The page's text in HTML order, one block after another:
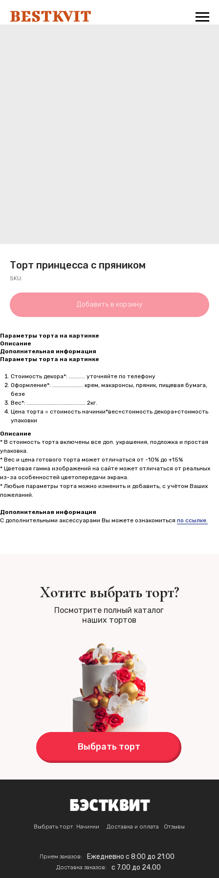
Торт принцесса с пряником
SKU:
Добавить в корзину
Параметры торта на картинке
Описание
Дополнительная информация
Параметры торта на картинке
Стоимость декора*: ........... уточняйте по телефону
Оформление*: ..................... крем, макаронсы, пряник, пищевая бумага,
безе
Вес*: ........................................ 2кг.
Цена торта = стоимость начинки*вес+стоимость декора+стоимость
упаковки
Описание
* В стоимость торта включены все доп. украшения, подложка и простая
упаковка.
* Вес и цена готового торта может отличаться от -10% до +15%
* Цветовая гамма изображений на сайте может отличаться от реальных
из-за особенностей цветопередачи экрана.
* Любые параметры торта можно изменить и добавить, с учётом Ваших
пожеланий.
Дополнительная информация
С дополнительными аксессуарами Вы можете ознакомиться по ссылке.
Хотите выбрать торт?
Посмотрите полный каталог
наших тортов
Выбрать торт
Выбрать торт Начинки Доставка и оплата Отзывы
Прием заказов: Ежедневно с 8:00 до 21:00
Доставка заказов: c 7.00 до 24.00